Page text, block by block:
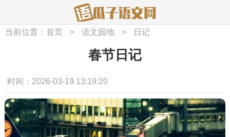
当前位置： 首页 > 语文园地 > 日记
春节日记
时间：2026-03-19 13:19:20